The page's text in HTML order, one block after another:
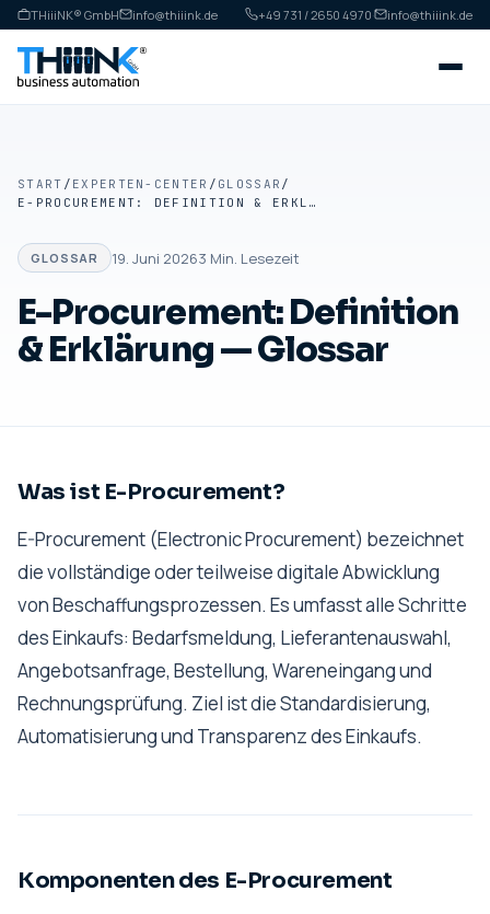
THiiiNK® GmbH info@thiiink.de +49 731 / 2650 4970· info@thiiink.de
START / EXPERTEN-CENTER / GLOSSAR /
E-PROCUREMENT: DEFINITION & ERKLÄRUNG — GLOSSAR
GLOSSAR 19. Juni 20263 Min. Lesezeit
E-Procurement: Definition
& Erklärung — Glossar
Was ist E-Procurement?
E-Procurement (Electronic Procurement) bezeichnet
die vollständige oder teilweise digitale Abwicklung
von Beschaffungsprozessen. Es umfasst alle Schritte
des Einkaufs: Bedarfsmeldung, Lieferantenauswahl,
Angebotsanfrage, Bestellung, Wareneingang und
Rechnungsprüfung. Ziel ist die Standardisierung,
Automatisierung und Transparenz des Einkaufs.
Komponenten des E-Procurement